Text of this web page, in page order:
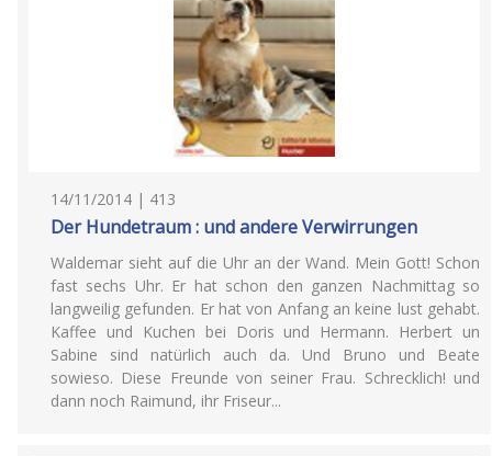
14/11/2014 | 413
Der Hundetraum : und andere Verwirrungen
Waldemar sieht auf die Uhr an der Wand. Mein Gott! Schon
fast sechs Uhr. Er hat schon den ganzen Nachmittag so
langweilig gefunden. Er hat von Anfang an keine lust gehabt.
Kaffee und Kuchen bei Doris und Hermann. Herbert un
Sabine sind natürlich auch da. Und Bruno und Beate
sowieso. Diese Freunde von seiner Frau. Schrecklich! und
dann noch Raimund, ihr Friseur...